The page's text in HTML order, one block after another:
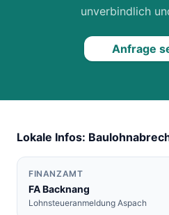
unverbindlich
Anfrage
Lokale Infos:
FINANZAMT
FABacknang
Lohnsteueranmeldung Aspach